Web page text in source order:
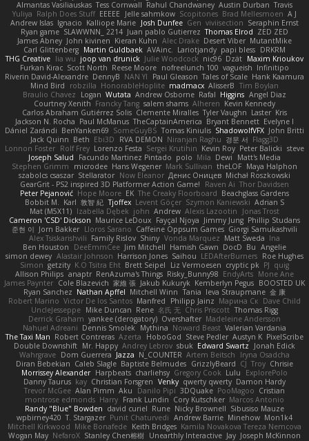
Almantas Vasiliauskas Tess Cornwall Rahul Chandwaney Austin Durban Travis
Yuliya Ralph Does Stuff EEEEE Jelle sahmkow Scopitones Brad Mellesmoen A J
Andrew Islas Ignacio Kalliope Marie Josh Dunfee Gen viviisection Seraphin Ernst
Ryan game SLAWWNN_ 2214 Juan pablo Gutierrez Thomas Elrod ZED ZED
James Abney John kivinen Kieran Kuhn Alec Drake Desert Viber MutantMike
Carl Glittenberg Martin Guldbaek AVAinc. Lariotjandy papi bless DRKRM
THG Creative lia wu joop van drunick Julie Woodcock nic96 Dzät Maxim Krioukov
Furkan Kirac Scott North Reese Moore nofreelunch 100 vagueish Infinitipo
Riverin David-Alexandre DennyB NAN YI Paul Gleason Tales of Scale Hank Kaamura
Mind Bird
robzilla HonorableHoplite madmacx AlisserB Tim Boylan
Braulio Chavez
Logan Wutata Andrew Osborne Rafal Higgins Angel Diaz
Courtney Xenith Francky Tang salem shams Alheren Kevin Kennedy
Carlos Abraham Gutiérrez Solis Clemente Miralles Tyler Vaughn Laster Kris
Jackson N. Rocha Paul McManus TheCaptainAmerica Bryant Bennett Evelyne I
Dániel Zarándi BenYanken69 SomeGuyBS Tomas Kiniulis ShadowolfVFX John Britti
Jack Quinn Beth Ebi3D RVA DEMON Niranjan Raghu 경문 서 Flagg3D
Lonnon Foster Rolf Frey Lorenzo Festa Sergei Krutihin Kevin Roy Peter Balicki steve
Joseph Salud
Facundo Martinez Pintado polo Mila Dewi
Matt's Media
Stephen Grimm
microdee Hans Wegener Mark Sullivan theLOF Maya Halphon
szabolcs csaszar Stellarator Now Eleanor Денис Оницев Michał Roszkowski
GearGrit - PS2 inspired 3D Platformer Action Game!
Raven Ai Thor Davidsen
Peter Pejanović Hope Moore EK The Creaky Floorboard Beachglass Gardens
Bobbit M. Karl 敦智 紀 Tjoffex Levent Göçer Szymon Kaniewski Adrian S
Mat (M5X11) Izabella Dębek john Andrew Alexis Lazootin
Jonas Trost
Cameron 'CSD' Dickson Maurice LeDoux Fayçal Njoya Jimmy Jung Phillip Studans
준현 이 Jorn Bakker Lloros Sarano Caffeine Oppsum Games Giorgi Samukashvili
Alex Tsiskarishvili Family Rislov Shiny Vonda Marquez Matt Sweda Ina
Ben Houston
DeeEmmCee Jim Mitchell Hamish Gawn DocD Bu Angelie
simon dewey Alastair Johnson Harrison Jones Saihou LEDAfterBurners Roe Hughes
Simon getzity K.O Tsitra Eht Brett Seipel Liz Vermoesen cryptic pk PJ quig
Allison Philips anaptr RenAzuma's Things Risky_Bunny98 EndyArts Mone Ane
James Paynter Cole Blazevich 家維 張 Jakub Kukuryk Kemberlyn Pegus BOOSTED UK
Ryan Sanchez Nathan Apffel Mitchell Winn Tania Ieva Straupmane 金 康
Robert Marino Victor De los Santos Manfred Philipp Jainz Марина Ск Dave Child
UncleJesseppe Mike Duncan Rene 名氏 无 Chris Priscott Thomas Rigg
Derrick Graham yankee (derogatory) Overshafter Madeleine Andersson
Nahuel Adreani Dennis Smolek Mythina Noward Beast Valerian Vardania
The Taxi Man Robert Contreras Azerta HoboGod Steve Pedler Austyn K PixelScribe
Double Downshift Mr. Happy Andrey Lebrov sbuk Edward Swartz
Jonah Edick
Wahrgrave Dom Guerrera Jazza N_COUNTER Artem Beitsch
Iryna Osadcha
Diran Bebekian Caleb Slagle Baptiste Belmudes GrizzlyBeard CJ Troy Chrisie
Morrissey Alexander Harpbeats charliehsy Gregory Cook Lulu
ExplorePolo
Danny Taurus kay Christian Forsgren Venky qwerty qwerty Damon Hardy
Trevor McGee Alan Pimm Aku Danilo Pipi 3DQuake PooMagoo Cristian
montrose edmonds Harry Frank Lundin Cory Kutschker Marcos Antonio
Randy "Blue" Bowden david curiel Rune Nicky Brownell Sibusiso Mauze
wpbirney420 T. Stargazer Punit Chaturvedi Andrew Barrie Minehow Mon1k4
Mitchell Kirkwood Mike Bonafede Keith Bridges Kamila Novakova Tereza Nemcova
Wogan May NefaroX Stanley Chen榕樹 Unearthly Interactive Jay Joseph McKinnon